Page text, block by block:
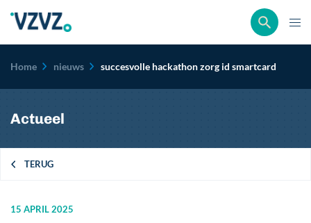
Kruimelpad
Home nieuws succesvolle hackathon zorg id smartcard
Actueel
TERUG
15 APRIL 2025